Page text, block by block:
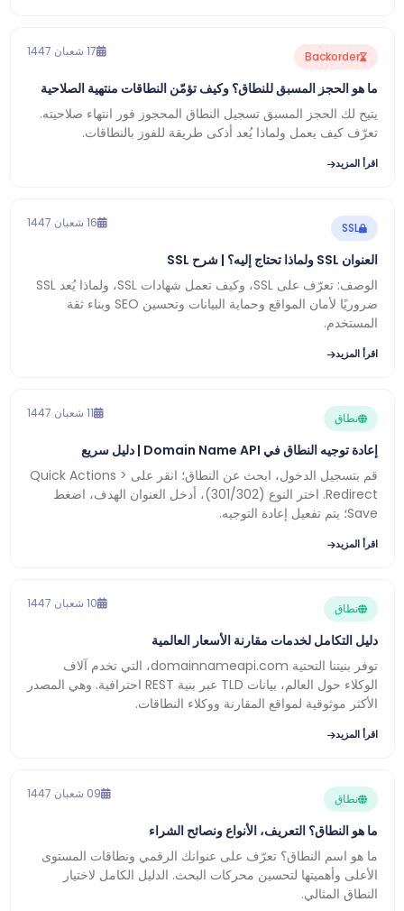
Backorder 17 شعبان 1447
ما هو الحجز المسبق للنطاق؟ وكيف تؤمّن النطاقات منتهية الصلاحية
يتيح لك الحجز المسبق تسجيل النطاق المحجوز فور انتهاء صلاحيته.
تعرّف كيف يعمل ولماذا يُعد أذكى طريقة للفوز بالنطاقات.
اقرأ المزيد
SSL 16 شعبان 1447
العنوان SSL ولماذا تحتاج إليه؟ | شرح SSL
الوصف: تعرّف على SSL، وكيف تعمل شهادات SSL، ولماذا يُعد SSL
ضروريًا لأمان المواقع وحماية البيانات وتحسين SEO وبناء ثقة
المستخدم.
اقرأ المزيد
نطاق 11 شعبان 1447
إعادة توجيه النطاق في Domain Name API | دليل سريع
قم بتسجيل الدخول، ابحث عن النطاق؛ انقر على Quick Actions >
Redirect. اختر النوع (301/302)، أدخل العنوان الهدف، اضغط
Save؛ يتم تفعيل إعادة التوجيه.
اقرأ المزيد
نطاق 10 شعبان 1447
دليل التكامل لخدمات مقارنة الأسعار العالمية
توفر بنيتنا التحتية domainnameapi.com، التي تخدم آلاف
الوكلاء حول العالم، بيانات TLD عبر بنية REST احترافية. وهي المصدر
الأكثر موثوقية لمواقع المقارنة ووكلاء النطاقات.
اقرأ المزيد
نطاق 09 شعبان 1447
ما هو النطاق؟ التعريف، الأنواع ونصائح الشراء
ما هو اسم النطاق؟ تعرّف على عنوانك الرقمي ونطاقات المستوى
الأعلى وأهميتها لتحسين محركات البحث. الدليل الكامل لاختيار
النطاق المثالي.